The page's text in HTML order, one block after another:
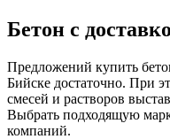
Бетон с
Предложений купить
Бийске достаточно. При
смесей и растворов
Выбрать подходящую
компаний.